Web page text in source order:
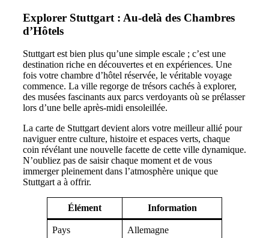
Explorer Stuttgart : Au-delà des Chambres
d’Hôtels
Stuttgart est bien plus qu’une simple escale ; c’est une
destination riche en découvertes et en expériences. Une
fois votre chambre d’hôtel réservée, le véritable voyage
commence. La ville regorge de trésors cachés à explorer,
des musées fascinants aux parcs verdoyants où se prélasser
lors d’une belle après-midi ensoleillée.
La carte de Stuttgart devient alors votre meilleur allié pour
naviguer entre culture, histoire et espaces verts, chaque
coin révélant une nouvelle facette de cette ville dynamique.
N’oubliez pas de saisir chaque moment et de vous
immerger pleinement dans l’atmosphère unique que
Stuttgart a à offrir.
Élément Information
Pays Allemagne